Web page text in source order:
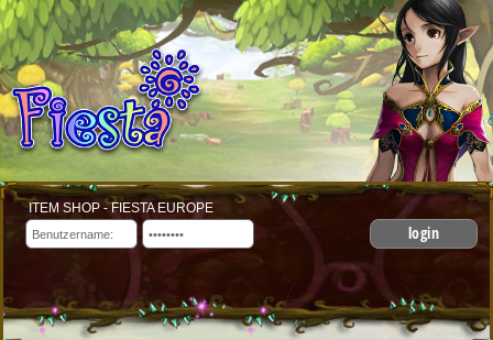
ITEM SHOP - FIESTA EUROPE
login